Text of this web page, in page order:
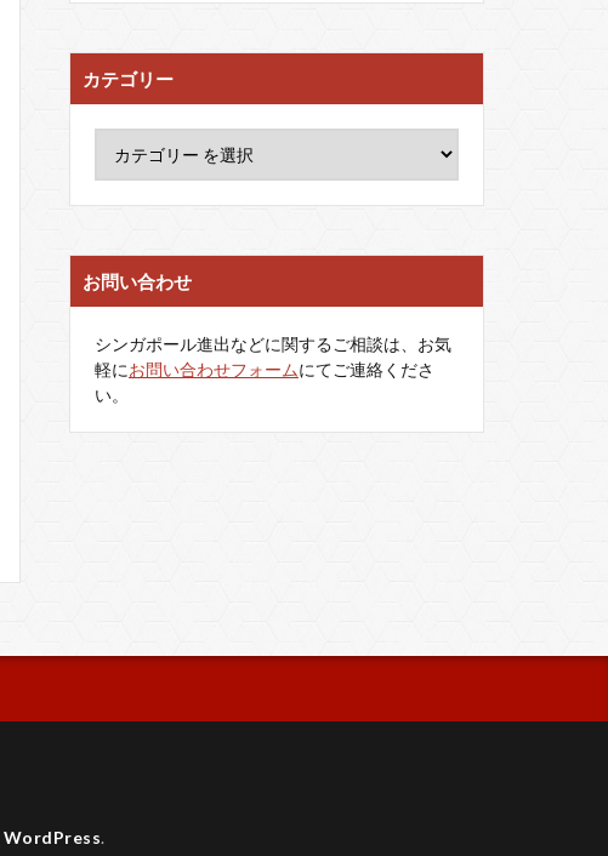
カテゴリー
お問い合わせ
シンガポール進出などに関するご相談は、お気
軽にお問い合わせフォームにてご連絡くださ
い。
WordPress.